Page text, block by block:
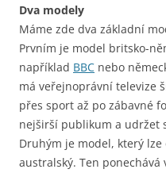
Dva modely
Máme zde dva základní
Prvním je model britsko-
například BBC nebo
má veřejnoprávní televize
přes sport až po zábavné
nejširší publikum a udržet
Druhým je model, který
australský. Ten